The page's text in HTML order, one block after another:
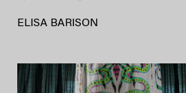
ELISA BARISON